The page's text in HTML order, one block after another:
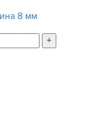
8 мм
+